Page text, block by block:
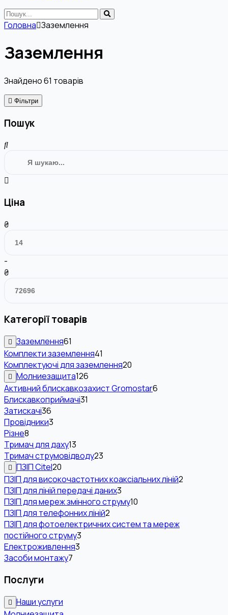
Головна Заземлення
Заземлення
Знайдено61 товарів
Фільтри
Пошук
Ціна
₴
-
₴
Категорії товарів
Заземлення61
Комплекти заземлення41
Комплектуючі для заземлення20
Молниезащита126
Активний блискавкозахист Gromostar6
Блискавкоприймачі31
Затискачі36
Провідники3
Різне8
Тримач для даху13
Тримач струмовідводу23
ПЗІП Citel20
ПЗІП для високочастотних коаксіальних ліній2
ПЗІП для ліній передачі даних3
ПЗІП для мереж змінного струму10
ПЗІП для телефонних ліній2
ПЗІП для фотоелектричних систем та мереж
постійного струму3
Електроживлення3
Засоби монтажу7
Послуги
Наши услуги